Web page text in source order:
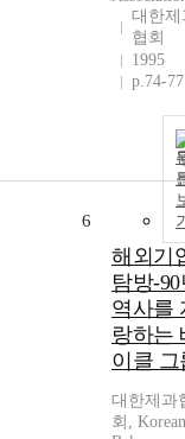
대한제
협회
1995
p.74-77
6
해외기
탐방-90
역사를
랑하는
이클 그
대한제과
회, Korean